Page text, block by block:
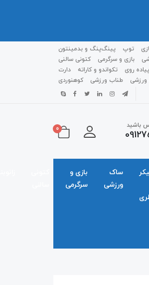
توپ
پینگ‌پنگ و بدمينتون
بازی و سرگرمی
کتونی سالنی
روی تکواندو و کاراته
دارت
طناب ورزشی کوهنوردی
باشید 0
ساک
ورزشی
بازی و
سرگرمی